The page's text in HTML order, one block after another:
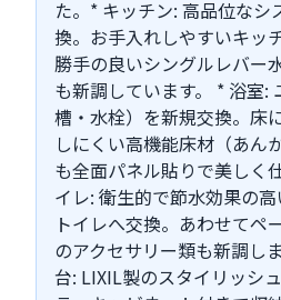
た。* キッチン: 高品位なシ
換。お手入れしやすいキッ
勝手の良いシングルレバー
も新調しています。 * 浴室:
槽・水栓）を新規交換。床
しにくい高機能床材（あん
も全面パネル貼りで美しく
イレ: 衛生的で節水効果の
トイレへ交換。あわせてペ
のアクセサリー類も新調し
台: LIXIL製のスタイリッシ